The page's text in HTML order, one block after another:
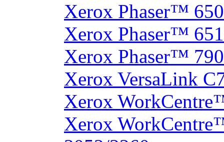
Xerox Phaser™
Xerox Phaser™
Xerox Phaser™ 790
Xerox VersaLink
Xerox
Xerox